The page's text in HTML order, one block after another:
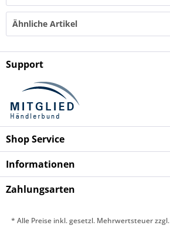
Ähnliche Artikel
Support
Shop Service
Informationen
Zahlungsarten
* Alle Preise inkl. gesetzl. Mehrwertsteuer zzgl.